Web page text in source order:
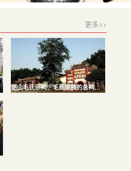
更多>>
韶山毛氏宗祠：毛氏家族的总祠堂 一族的标志性建筑